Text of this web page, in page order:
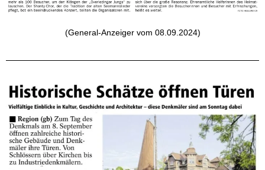
(General-Anzeiger vom 08.09.2024)